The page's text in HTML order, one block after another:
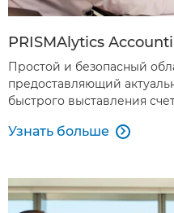
PRISMAlytics
Простой и безопасный
предоставляющий
быстрого выставления
Узнать больше 